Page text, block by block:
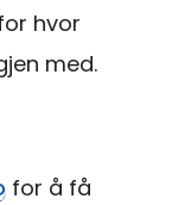
hvor
med.
for å få